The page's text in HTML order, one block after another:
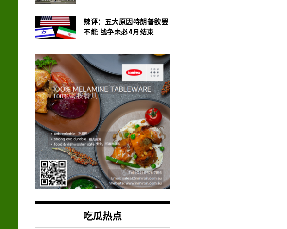
辣评：五大原因特朗普欲罢
不能 战争未必4月结束
吃瓜热点